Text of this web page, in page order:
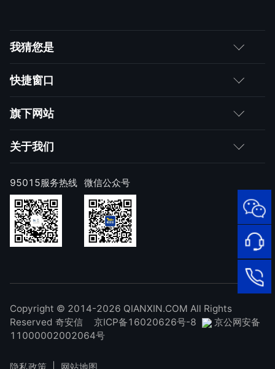
95015
网络安
全服务
热线
在线客
我猜您是
客户
合作伙伴
求职者
快捷窗口
如何购买
产品注册与激活
样本上报
奇安信天守安全软件
顽固病毒专杀工具
旗下网站
网神
技术研究院
威胁情报中心
补天漏洞响应平台
关于我们
公司简介
公司新闻
发展历程
进出口合规声明
95015服务热线 微信公众号
Copyright © 2014-2026 QIANXIN.COM All Rights
Reserved 奇安信
京ICP备16020626号-8
京公网安备
11000002002064号